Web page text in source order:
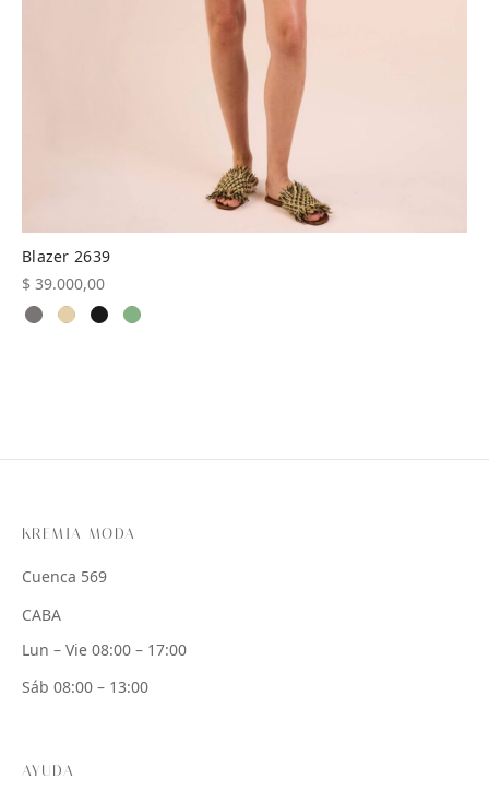
Blazer 2639
$ 39.000,00
KREMIA MODA
Cuenca 569
CABA
Lun – Vie 08:00 – 17:00
Sáb 08:00 – 13:00
AYUDA